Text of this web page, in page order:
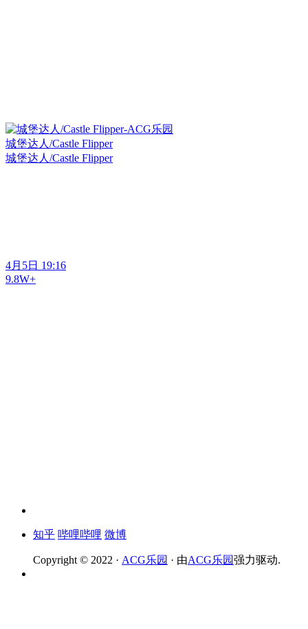
城堡达人/Castle Flipper
城堡达人/Castle Flipper
4月5日 19:16
9.8W+
知乎 哔哩哔哩 微博
Copyright © 2022 · ACG乐园 · 由ACG乐园强力驱动.